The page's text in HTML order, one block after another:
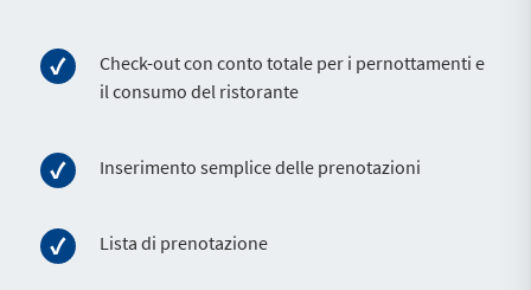
Check-out con conto totale per i pernottamenti e
il consumo del ristorante
Inserimento semplice delle prenotazioni
Lista di prenotazione